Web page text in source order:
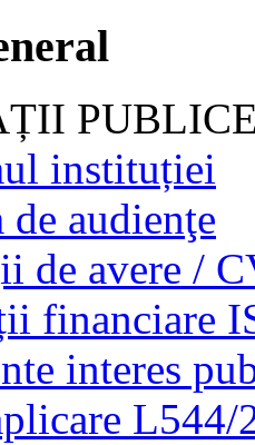
instituției
de audienţe
de avere /
financiare
interes
L544/